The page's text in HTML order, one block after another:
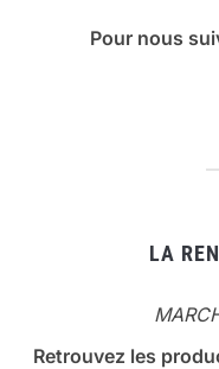
Pour nous
LA
Retrouvez les